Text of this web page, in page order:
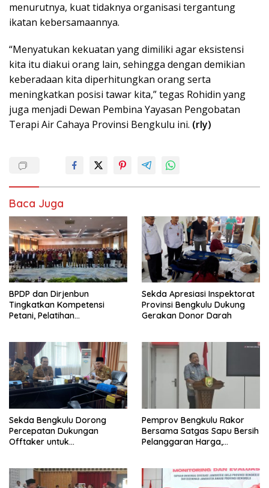
menurutnya, kuat tidaknya organisasi tergantung
ikatan kebersamaannya.
“Menyatukan kekuatan yang dimiliki agar eksistensi
kita itu diakui orang lain, sehingga dengan demikian
keberadaan kita diperhitungkan orang serta
meningkatkan posisi tawar kita,” tegas Rohidin yang
juga menjadi Dewan Pembina Yayasan Pengobatan
Terapi Air Cahaya Provinsi Bengkulu ini. (rly)
Baca Juga
BPDP dan Dirjenbun
Tingkatkan Kompetensi
Petani, Pelatihan
Dibuka di Bengkulu
Sekda Apresiasi Inspektorat
Provinsi Bengkulu Dukung
Gerakan Donor Darah
Sekda Bengkulu Dorong
Percepatan Dukungan
Offtaker untuk
Pemprov Bengkulu Rakor
Bersama Satgas Sapu Bersih
Pelanggaran Harga,
Masih Jadi Sorotan